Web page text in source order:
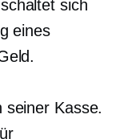
sich
eines
seiner Kasse.